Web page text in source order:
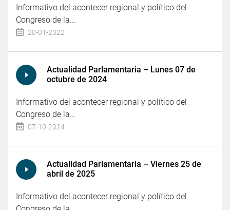
Informativo del acontecer regional y político del
Congreso de la...
20-01-2022
Actualidad Parlamentaria – Lunes 07 de
octubre de 2024
Informativo del acontecer regional y político del
Congreso de la...
07-10-2024
Actualidad Parlamentaria – Viernes 25 de
abril de 2025
Informativo del acontecer regional y político del